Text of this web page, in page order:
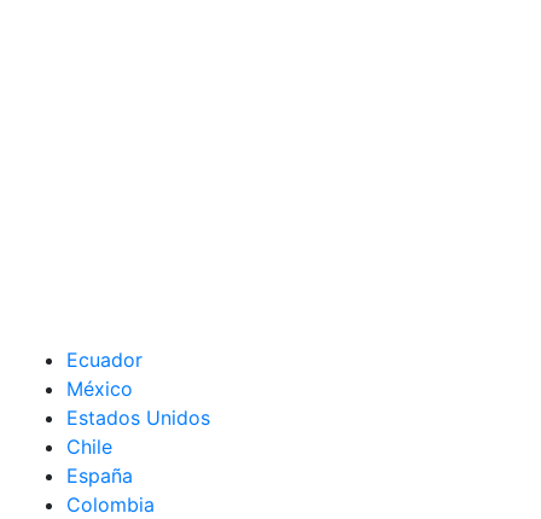
Ecuador
México
Estados Unidos
Chile
España
Colombia